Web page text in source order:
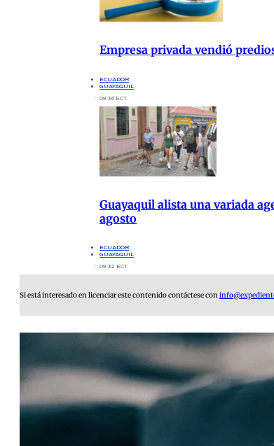
Empresa privada vendió
ECUADOR
GUAYAQUIL
09:36 ECT
Guayaquil alista una variada
agosto
ECUADOR
GUAYAQUIL
09:32 ECT
Si está interesado en licenciar este contenido contáctese con